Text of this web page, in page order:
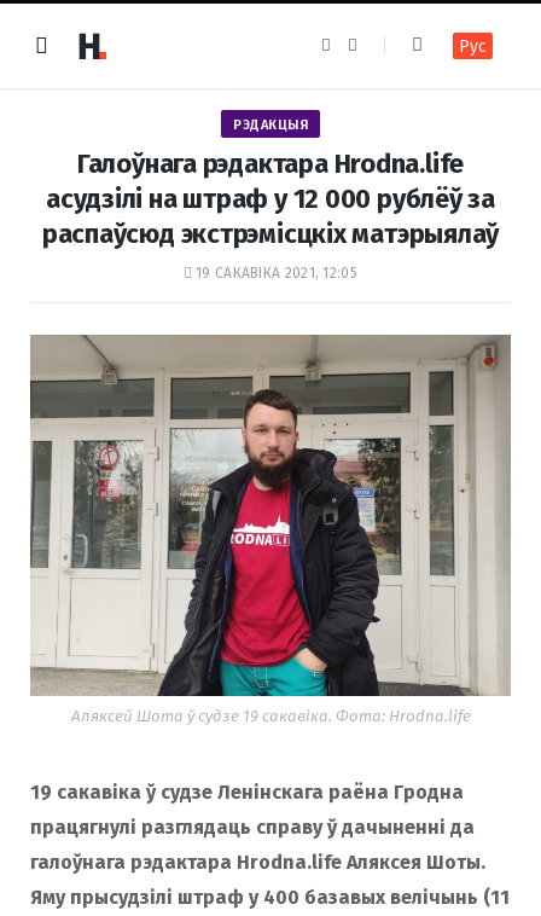
e
k
t
a
m
Рус
РЭДАКЦЫЯ
Галоўнага рэдактара Hrodna.life
асудзілі на штраф у 12 000 рублёў за
распаўсюд экстрэмісцкіх матэрыялаў
19 САКАВІКА 2021, 12:05
Аляксей Шота ў судзе 19 сакавіка. Фота: Hrodna.life
19 сакавіка ў судзе Ленінскага раёна Гродна
працягнулі разглядаць справу ў дачыненні да
галоўнага рэдактара Hrodna.life Аляксея Шоты.
Яму прысудзілі штраф у 400 базавых велічынь (11